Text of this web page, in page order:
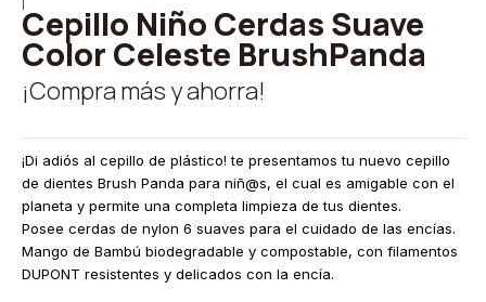
Cepillo Niño Cerdas Suave
Color Celeste BrushPanda
¡Compra más y ahorra!
¡Di adiós al cepillo de plástico! te presentamos tu nuevo cepillo
de dientes Brush Panda para niñ@s, el cual es amigable con el
planeta y permite una completa limpieza de tus dientes.
Posee cerdas de nylon 6 suaves para el cuidado de las encías.
Mango de Bambú biodegradable y compostable, con filamentos
DUPONT resistentes y delicados con la encía.